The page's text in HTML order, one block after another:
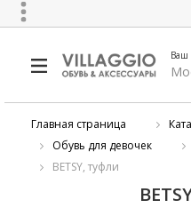
Ваш
Главная страница
Обувь для девочек
BETSY, туфли